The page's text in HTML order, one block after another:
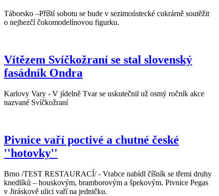
Táborsko –Příští sobotu se bude v sezimoústecké cukrárně soutěžit
o nejhezčí čokomodelínovou figurku.
Vítězem Svíčkožraní se stal slovenský
fasádník Ondra
Karlovy Vary - V jídelně Tvar se uskutečnil už osmý ročník akce
nazvané Svíčkožraní
Pivnice vaří poctivé a chutné české
''hotovky''
Brno /TEST RESTAURACÍ/ - Vrabce nabídl číšník se třemi druhy
knedlíků – houskovým, bramborovým a špekovým. Pivnice Pegas
v Jiráskově ulici vaří na jedničku.